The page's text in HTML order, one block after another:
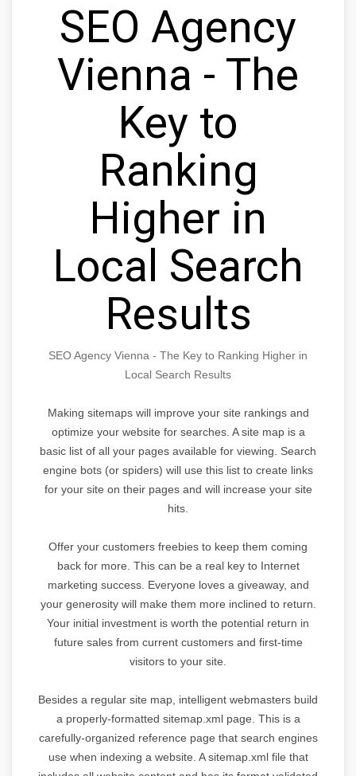
SEO Agency
Vienna - The
Key to
Ranking
Higher in
Local Search
Results
SEO Agency Vienna - The Key to Ranking Higher in
Local Search Results
Making sitemaps will improve your site rankings and
optimize your website for searches. A site map is a
basic list of all your pages available for viewing. Search
engine bots (or spiders) will use this list to create links
for your site on their pages and will increase your site
hits.
Offer your customers freebies to keep them coming
back for more. This can be a real key to Internet
marketing success. Everyone loves a giveaway, and
your generosity will make them more inclined to return.
Your initial investment is worth the potential return in
future sales from current customers and first-time
visitors to your site.
Besides a regular site map, intelligent webmasters build
a properly-formatted sitemap.xml page. This is a
carefully-organized reference page that search engines
use when indexing a website. A sitemap.xml file that